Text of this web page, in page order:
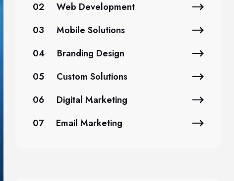
02
Web Development
03
Mobile Solutions
04
Branding Design
05
Custom Solutions
06
Digital Marketing
07
Email Marketing